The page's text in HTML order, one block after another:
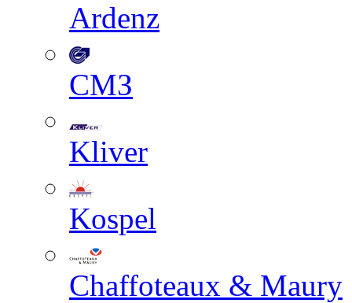
Ardenz
СМЗ
Kliver
Kospel
Chaffoteaux & Maury